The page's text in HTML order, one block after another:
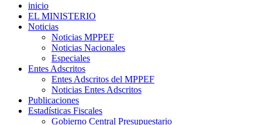
inicio
EL MINISTERIO
Noticias
Noticias MPPEF
Noticias Nacionales
Especiales
Entes Adscritos
Entes Adscritos del MPPEF
Noticias Entes Adscritos
Publicaciones
Estadísticas Fiscales
Gobierno Central Presupuestario